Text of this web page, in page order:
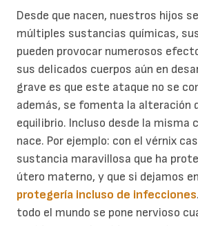
Desde que nacen, nuestros hijos
múltiples sustancias químicas,
pueden provocar numerosos
sus delicados cuerpos aún en
grave es que este ataque no se
además, se fomenta la alteración
equilibrio. Incluso desde la misma
nace. Por ejemplo: con el vérnix
sustancia maravillosa que ha
útero materno, y que si dejamos
protegería incluso de infecciones
todo el mundo se pone nervioso